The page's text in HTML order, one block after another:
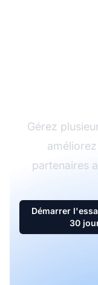
Gérez
partenaires
Démarrer
30